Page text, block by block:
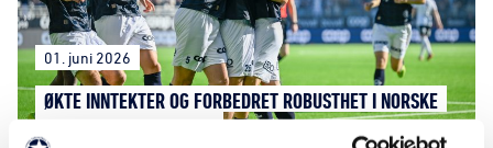
01. juni 2026
ØKTE INNTEKTER OG FORBEDRET ROBUSTHET I NORSKE